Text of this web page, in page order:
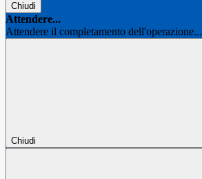
Chiudi
Attendere...
Attendere il completamento dell'operazione...
Chiudi